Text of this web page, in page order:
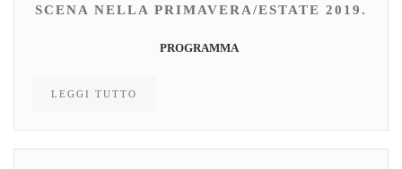
SCENA NELLA PRIMAVERA/ESTATE 2019.
PROGRAMMA
LEGGI TUTTO